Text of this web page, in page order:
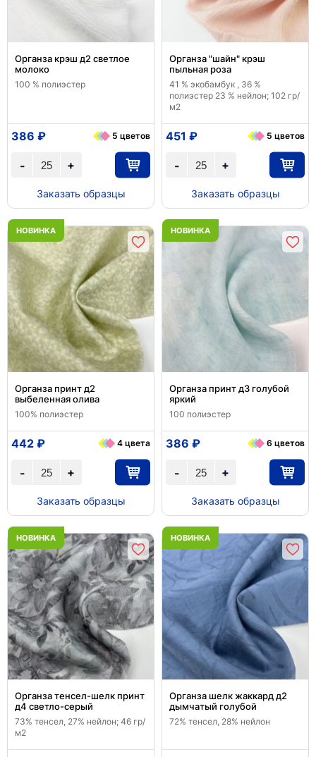
Органза крэш д2 светлое
молоко
100 % полиэстер
+
-
386 ₽ 5 цветов
Заказать образцы
Органза "шайн" крэш
пыльная роза
41 % экобамбук , 36 %
полиэстер 23 % нейлон; 102 гр/
м2
+
-
451 ₽ 5 цветов
Заказать образцы
НОВИНКА
Органза принт д2
выбеленная олива
100% полиэстер
+
-
442 ₽ 4 цвета
Заказать образцы
НОВИНКА
Органза принт д3 голубой
яркий
100 полиэстер
+
-
386 ₽ 6 цветов
Заказать образцы
НОВИНКА
Органза тенсел-шелк принт
д4 светло-серый
73% тенсел, 27% нейлон; 46 гр/
м2
НОВИНКА
Органза шелк жаккард д2
дымчатый голубой
72% тенсел, 28% нейлон